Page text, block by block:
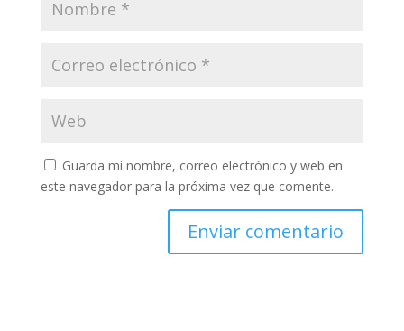
Guarda mi nombre, correo electrónico y web en
este navegador para la próxima vez que comente.